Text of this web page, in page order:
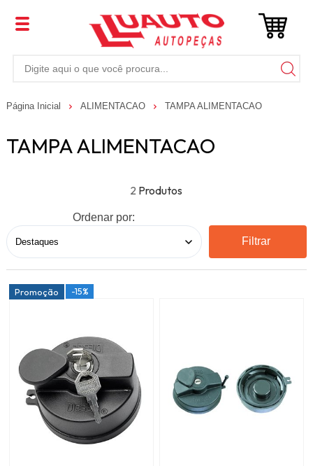
Página Inicial ALIMENTACAO TAMPA ALIMENTACAO
TAMPA ALIMENTACAO
2
Ordenar por:
Filtrar
Promoção -15%